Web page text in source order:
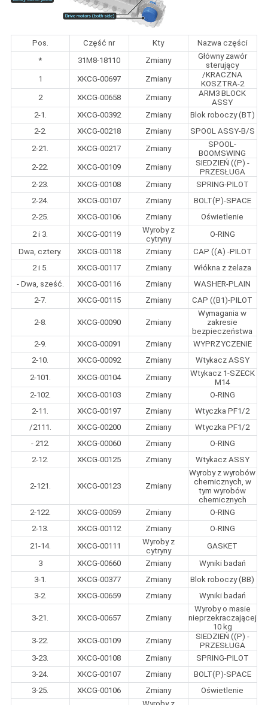
Pos. Część nr Kty
Nazwa części
*
31M8-18110 Zmiany
Główny zawór
sterujący
1
XKCG-00697 Zmiany
/KRACZNA
KOSZTRA-2
2
XKCG-00658 Zmiany
ARM3 BLOCK
ASSY
2-1.
XKCG-00392 Zmiany
Blok roboczy (BT)
2-2.
XKCG-00218 Zmiany
SPOOL ASSY-B/S
2-21.
XKCG-00217 Zmiany
SPOOL-
BOOMSWING
2-22.
XKCG-00109 Zmiany
SIEDZIEŃ ((P) -
PRZESŁUGA
2-23.
XKCG-00108 Zmiany
SPRING-PILOT
2-24.
XKCG-00107 Zmiany
BOLT(P)-SPACE
2-25.
XKCG-00106 Zmiany
Oświetlenie
2 i 3.
XKCG-00119
Wyroby z
cytryny
O-RING
Dwa, cztery.
XKCG-00118 Zmiany
CAP ((A) -PILOT
2 i 5.
XKCG-00117 Zmiany
Włókna z żelaza
- Dwa, sześć.
XKCG-00116 Zmiany
WASHER-PLAIN
2-7.
XKCG-00115 Zmiany CAP ((B1)-PILOT
2-8. XKCG-00090 Zmiany
Wymagania w
zakresie
bezpieczeństwa
2-9.
XKCG-00091 Zmiany
WYPRZYCZENIE
2-10.
XKCG-00092 Zmiany
Wtykacz ASSY
2-101.
XKCG-00104 Zmiany
Wtykacz 1-SZECK
M14
2-102.
XKCG-00103 Zmiany
O-RING
2-11.
XKCG-00197 Zmiany
Wtyczka PF1/2
/2111.
XKCG-00200 Zmiany
Wtyczka PF1/2
- 212.
XKCG-00060 Zmiany
O-RING
2-12.
XKCG-00125 Zmiany Wtykacz ASSY
2-121. XKCG-00123 Zmiany
Wyroby z wyrobów
chemicznych, w
tym wyrobów
chemicznych
2-122.
XKCG-00059 Zmiany
O-RING
2-13.
XKCG-00112 Zmiany
O-RING
21-14.
XKCG-00111
Wyroby z
cytryny
GASKET
3
XKCG-00660 Zmiany
Wyniki badań
3-1.
XKCG-00377 Zmiany
Blok roboczy (BB)
3-2.
XKCG-00659 Zmiany Wyniki badań
3-21. XKCG-00657 Zmiany
Wyroby o masie
nieprzekraczającej
10 kg
3-22.
XKCG-00109 Zmiany
SIEDZIEŃ ((P) -
PRZESŁUGA
3-23.
XKCG-00108 Zmiany
SPRING-PILOT
3-24.
XKCG-00107 Zmiany
BOLT(P)-SPACE
3-25.
XKCG-00106 Zmiany
Oświetlenie